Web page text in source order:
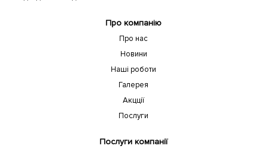
Про компанію
Про нас
Новини
Наші роботи
Галерея
Акцції
Послуги
Послуги компанії